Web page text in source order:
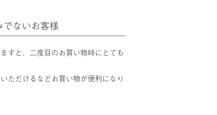
ないお客様
すと、二度目のお買い物時にとても
ただけるなどお買い物が便利になり